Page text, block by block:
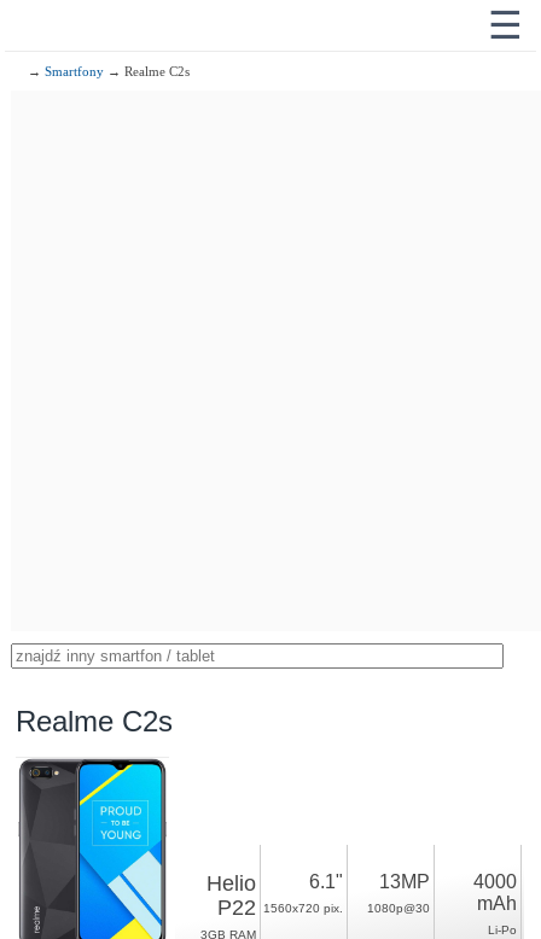
☰
→Smartfony → Realme C2s
Realme C2s
Helio
P22
3GB RAM
6.1"
1560x720 pix.
13MP
1080p@30
4000
mAh
Li-Po